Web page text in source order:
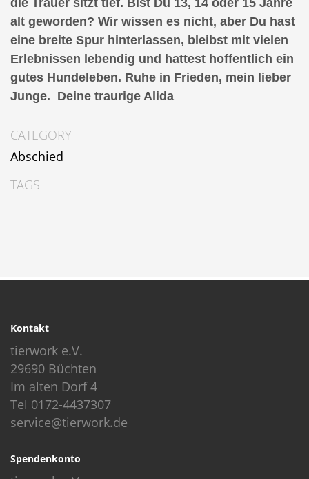
die Trauer sitzt tief. Bist Du 13, 14 oder 15 Jahre
alt geworden? Wir wissen es nicht, aber Du hast
eine breite Spur hinterlassen, bleibst mit vielen
Erlebnissen lebendig und hattest hoffentlich ein
gutes Hundeleben. Ruhe in Frieden, mein lieber
Junge. Deine traurige Alida
CATEGORY
Abschied
TAGS
Kontakt
tierwork e.V.
29690 Büchten
Im alten Dorf 4
Tel 0172-4437307
service@tierwork.de
Spendenkonto